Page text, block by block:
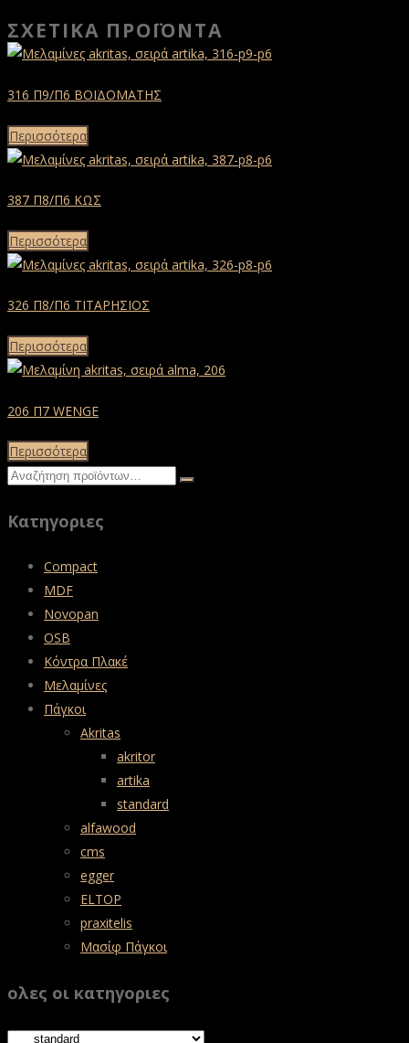
ΣΧΕΤΙΚΆ ΠΡΟΪΌΝΤΑ
316 Π9/Π6 ΒΟΪΔΟΜΑΤΗΣ
Περισσότερα
387 Π8/Π6 ΚΩΣ
Περισσότερα
326 Π8/Π6 ΤΙΤΑΡΗΣΙΟΣ
Περισσότερα
206 Π7 WENGE
Περισσότερα
Κατηγοριες
Compact
MDF
Novopan
OSB
Κόντρα Πλακέ
Μελαμίνες
Πάγκοι
Akritas
akritor
artika
standard
alfawood
cms
egger
ELTOP
praxitelis
Μασίφ Πάγκοι
ολες οι κατηγοριες